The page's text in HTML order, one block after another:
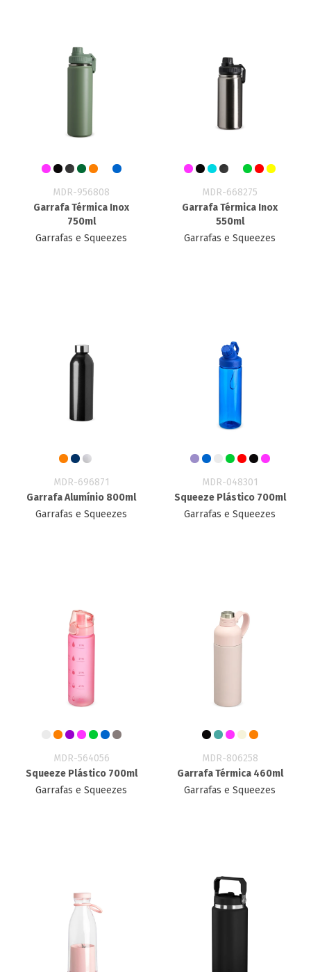
MDR-956808
Garrafa Térmica Inox
750ml
Garrafas e Squeezes
MDR-668275
Garrafa Térmica Inox
550ml
Garrafas e Squeezes
MDR-696871
Garrafa Alumínio 800ml
Garrafas e Squeezes
MDR-048301
Squeeze Plástico 700ml
Garrafas e Squeezes
MDR-564056
Squeeze Plástico 700ml
Garrafas e Squeezes
MDR-806258
Garrafa Térmica 460ml
Garrafas e Squeezes